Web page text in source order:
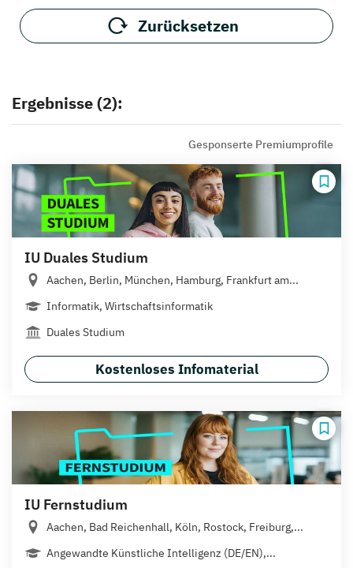
Zurücksetzen
Ergebnisse (2):
Gesponserte Premiumprofile
IU Duales Studium
Aachen, Berlin, München, Hamburg, Frankfurt am...
Informatik, Wirtschaftsinformatik
Duales Studium
Kostenloses Infomaterial
IU Fernstudium
Aachen, Bad Reichenhall, Köln, Rostock, Freiburg,...
Angewandte Künstliche Intelligenz (DE/EN),...